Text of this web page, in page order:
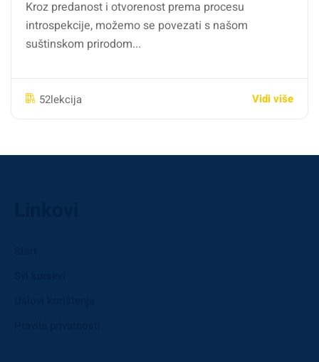
Kroz predanost i otvorenost prema procesu
introspekcije, možemo se povezati s našom
suštinskom prirodom...
52lekcija Vidi više